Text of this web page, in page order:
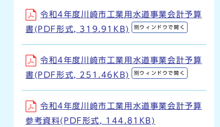
令和4年度川崎市工業用水道事業会計予算
書(PDF形式, 319.91KB)
別ウィンドウで開く
令和4年度川崎市工業用水道事業会計予算
書(PDF形式, 251.46KB)
別ウィンドウで開く
令和4年度川崎市工業用水道事業会計予算
参考資料(PDF形式, 144.81KB)